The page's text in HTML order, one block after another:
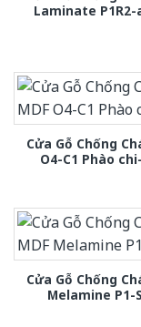
Laminate P1R2-
Cửa Gỗ Chống
O4-C1 Phào
Cửa Gỗ Chống
Melamine P1-